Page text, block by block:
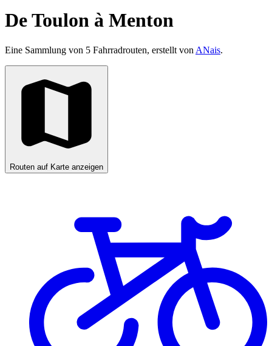
De Toulon à Menton
Eine Sammlung von 5 Fahrradrouten, erstellt von ANais.
Routen auf Karte anzeigen